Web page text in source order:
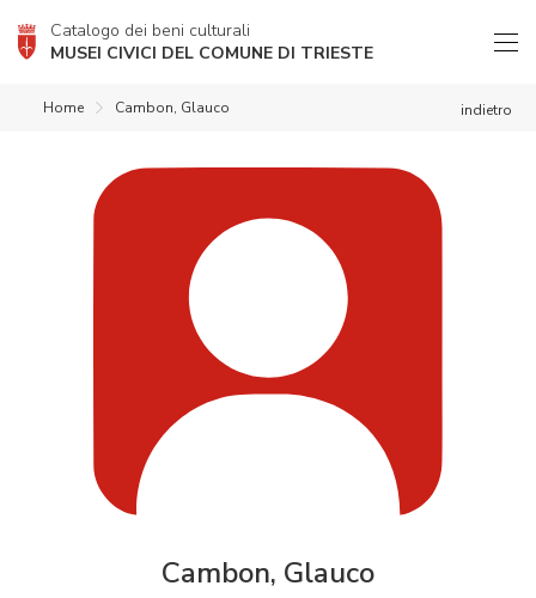
Catalogo dei beni culturali
MUSEI CIVICI DEL COMUNE DI TRIESTE
indietro
Home Cambon, Glauco
Cambon, Glauco